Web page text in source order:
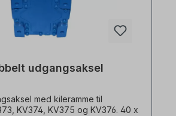
udgangsaksel
med kileramme til
KV374, KV375 og KV376. 40 x